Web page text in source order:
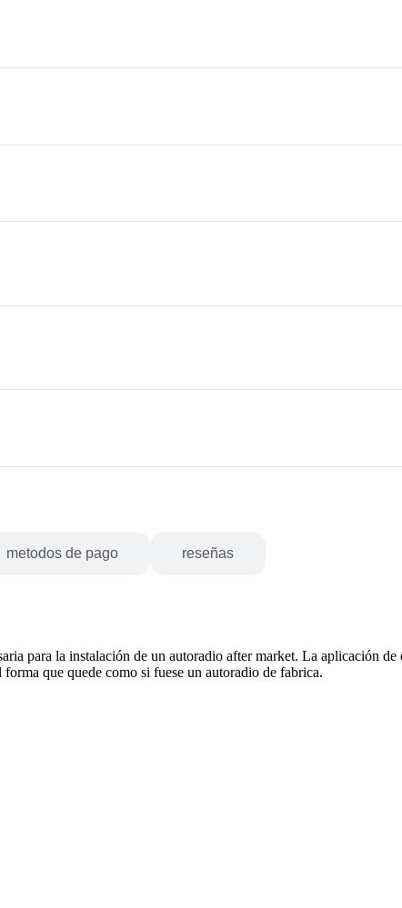
metodos de pago reseñas
para la instalación de un autoradio after market. La aplicación de
que quede como si fuese un autoradio de fabrica.